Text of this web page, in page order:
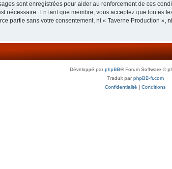
sont enregistrées pour aider au renforcement de ces
nécessaire. En tant que membre, vous acceptez que toutes
partie sans votre consentement, ni « Taverne Production
Développé parphpBB® Forum Software ©
Traduit parphpBB-fr.com
Confidentialité | Conditions